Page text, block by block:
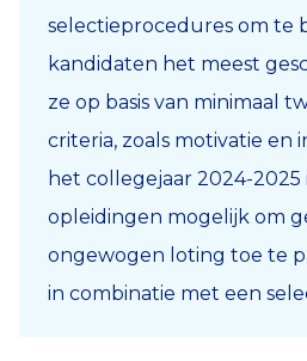
selectieprocedures om te
kandidaten het meest
ze op basis van minimaal
criteria, zoals motivatie en
het collegejaar 2024-2025
opleidingen mogelijk om
ongewogen loting toe te
in combinatie met een